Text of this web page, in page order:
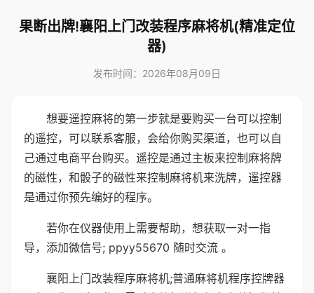
果断出牌!襄阳上门改装程序麻将机(精准定位
器)
发布时间：2026年08月09日
想要遥控麻将的第一步就是要购买一台可以控制
的遥控，可以联系客服，会给你购买渠道，也可以自
己通过电商平台购买。遥控是通过主板来控制麻将牌
的磁性，和骰子的磁性来控制麻将机来洗牌，遥控器
是通过你预先编好的程序。
若你在仪器使用上需要帮助，想获取一对一指
导，添加微信号; ppyy55670 随时交流 。
襄阳上门改装程序麻将机;普通麻将机程序控牌器